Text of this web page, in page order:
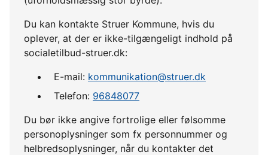
Du kan kontakte Struer Kommune, hvis du
oplever, at der er ikke-tilgængeligt indhold på
socialetilbud-struer.dk:
E-mail: kommunikation@struer.dk
Telefon: 96848077
Du bør ikke angive fortrolige eller følsomme
personoplysninger som fx personnummer og
helbredsoplysninger, når du kontakter det